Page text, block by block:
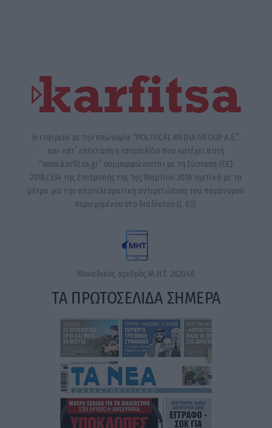
Η εταιρεία με την επωνυμία “POLITICAL MEDIA GROUP A.E.”
και κατ’ επέκταση η ιστοσελίδα που κατέχει αυτή
“www.karfitsa.gr” συμμορφώνονται με τη Σύσταση (ΕΕ)
2018/334 της Επιτροπής της 1ης Μαρτίου 2018 σχετικά με τα
μέτρα για την αποτελεσματική αντιμετώπιση του παράνομου
περιεχομένου στο διαδίκτυο (L 63).
Μοναδικός αριθμός Μ.Η.Τ. 262048
ΤΑ ΠΡΩΤΟΣΕΛΙΔΑ ΣΗΜΕΡΑ